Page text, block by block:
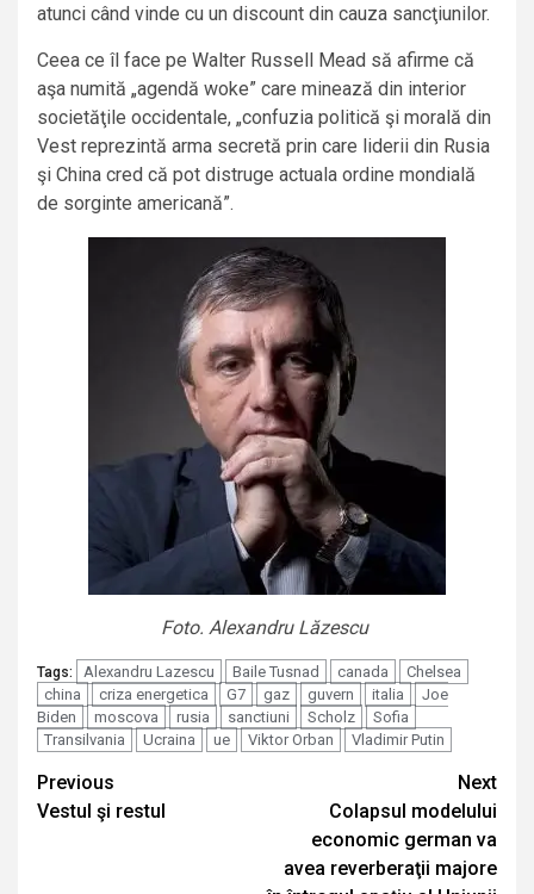
atunci când vinde cu un discount din cauza sancţiunilor.
Ceea ce îl face pe Walter Russell Mead să afirme că
aşa numită „agendă woke” care minează din interior
societăţile occidentale, „confuzia politică şi morală din
Vest reprezintă arma secretă prin care liderii din Rusia
şi China cred că pot distruge actuala ordine mondială
de sorginte americană”.
Foto. Alexandru Lăzescu
Tags: Alexandru Lazescu Baile Tusnad canada
Chelsea
china
criza energetica G7 gaz guvern italia
Joe
Biden
moscova rusia sanctiuni Scholz
Sofia
Transilvania
Ucraina ue Viktor Orban Vladimir Putin
Continue
Reading
Previous
Vestul şi restul
Next
Colapsul modelului
economic german va
avea reverberaţii majore